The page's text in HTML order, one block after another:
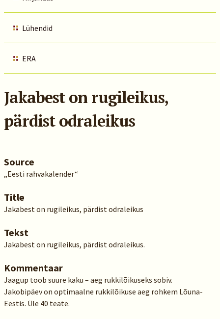
Lühendid
ERA
Jakabest on rugileikus,
pärdist odraleikus
Source
„Eesti rahvakalender“
Title
Jakabest on rugileikus, pärdist odraleikus
Tekst
Jakabest on rugileikus, pärdist odraleikus.
Kommentaar
Jaagup toob suure kaku – aeg rukkilõikuseks sobiv.
Jakobipäev on optimaalne rukkilõikuse aeg rohkem Lõuna-
Eestis. Üle 40 teate.